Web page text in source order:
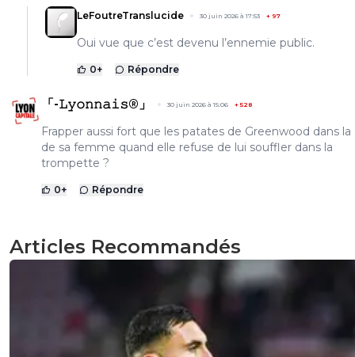
LeFoutreTranslucide 30 juin 2026 à 17:53 + 97
Oui vue que c’est devenu l’ennemie public.
0+ Répondre
「-𝙻𝚢𝚘𝚗𝚗𝚊𝚒𝚜®」 30 juin 2026 à 15:06 +528
Frapper aussi fort que les patates de Greenwood dans
de sa femme quand elle refuse de lui souffler dans la
trompette ?
0+ Répondre
Articles Recommandés